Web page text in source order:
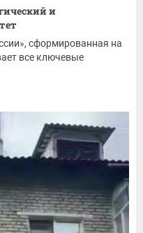
и
сформированная на
все ключевые